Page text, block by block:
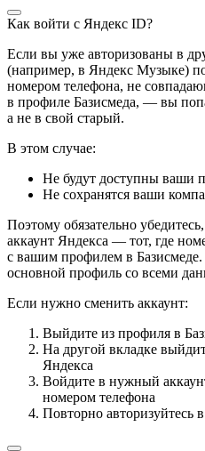
Как войти с Яндекс ID?
Если вы уже авторизованы в
(например, в Яндекс Музыке)
номером телефона, не
в профиле Базисмеда, — вы
а не в свой старый.
В этом случае:
Не будут доступны ваши
Не сохранятся ваши
Поэтому обязательно
аккаунт Яндекса — тот, где
с вашим профилем в Базисмеде.
основной профиль со всеми
Если нужно сменить аккаунт:
Выйдите из профиля в
На другой вкладке
Яндекса
Войдите в нужный
номером телефона
Повторно авторизуйтесь